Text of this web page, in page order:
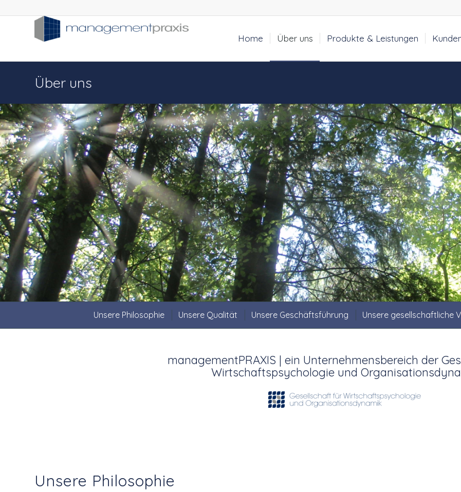
Home Über uns Produkte & Leistungen
Über uns
Unsere Philosophie Unsere Qualität Unsere Geschäftsführung Unsere gesellschaftliche
managementPRAXIS | ein Unternehmensbereich der
Wirtschaftspsychologie und
Unsere Philosophie